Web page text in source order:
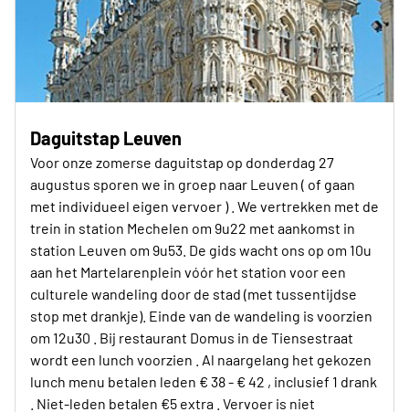
Daguitstap Leuven
Voor onze zomerse daguitstap op donderdag 27
augustus sporen we in groep naar Leuven ( of gaan
met individueel eigen vervoer ) . We vertrekken met de
trein in station Mechelen om 9u22 met aankomst in
station Leuven om 9u53. De gids wacht ons op om 10u
aan het Martelarenplein vóór het station voor een
culturele wandeling door de stad (met tussentijdse
stop met drankje). Einde van de wandeling is voorzien
om 12u30 . Bij restaurant Domus in de Tiensestraat
wordt een lunch voorzien . Al naargelang het gekozen
lunch menu betalen leden € 38 - € 42 , inclusief 1 drank
. Niet-leden betalen €5 extra . Vervoer is niet